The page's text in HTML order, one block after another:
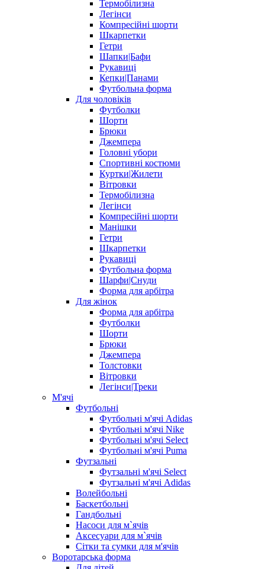
Термобілизна
Легінси
Компресійні шорти
Шкарпетки
Гетри
Шапки|Бафи
Рукавиці
Кепки|Панами
Футбольна форма
Для чоловіків
Футболки
Шорти
Брюки
Джемпера
Головні убори
Спортивні костюми
Куртки|Жилети
Вітровки
Термобілизна
Легінси
Компресійні шорти
Манішки
Гетри
Шкарпетки
Рукавиці
Футбольна форма
Шарфи|Снуди
Форма для арбітра
Для жінок
Форма для арбітра
Футболки
Шорти
Брюки
Джемпера
Толстовки
Вітровки
Легінси|Треки
М'ячі
Футбольні
Футбольні м'ячі Adidas
Футбольні м'ячі Nike
Футбольні м'ячі Select
Футбольні м'ячі Puma
Футзальні
Футзальні м'ячі Select
Футзальні м'ячі Adidas
Волейбольні
Баскетбольні
Гандбольні
Насоси для м`ячів
Аксесуари для м`ячів
Сітки та сумки для м'ячів
Воротарська форма